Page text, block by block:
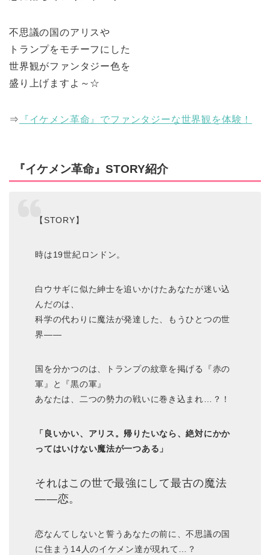
不思議の国のアリスや
トランプをモチーフにした
世界観がファンタジー色を
盛り上げますよ～☆
⇒ 『イケメン革命』でファンタジーな世界観を体験！
『イケメン革命』STORY紹介
【STORY】
時は19世紀ロンドン。
白ウサギに似た紳士を追いかけたあなたが迷い込
んだのは、
科学の代わりに魔法が発達した、もうひとつの世
界――
国を分かつのは、トランプの紋章を掲げる『赤の
軍』と『黒の軍』
あなたは、二つの勢力の戦いに巻き込まれ…？！
「良いかい、アリス。帰りたいなら、絶対にかか
ってはいけない魔法が一つある」
それはこの世で最強にして最古の魔法
――恋。
恋なんてしないと誓うあなたの前に、不思議の国
に住まう14人のイケメン達が現れて…？